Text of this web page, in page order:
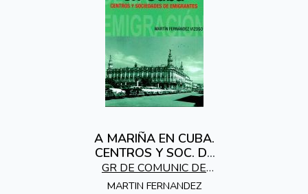
A MARIÑA EN CUBA.
CENTROS Y SOC. DE
EMIGRANTTES
GR DE COMUNIC DE
GALICIA EN EL MUNDO
MARTIN FERNANDEZ